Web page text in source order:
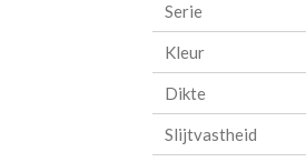
Serie
Kleur
Dikte
Slijtvastheid